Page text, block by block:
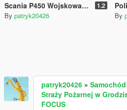
Scania P450 Wojskowa Straż Pożarna 1.2
By patryk20426
Polish
By
patryk20426 »
Straży Pożarnej w
FOCUS